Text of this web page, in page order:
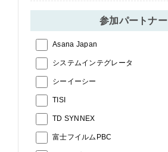
参加パートナー
Asana Japan
システムインテグレータ
シーイーシー
TISI
TD SYNNEX
富士フイルムPBC